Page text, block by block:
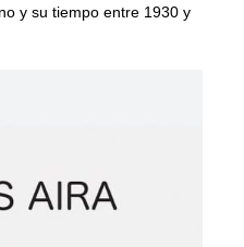
y su tiempo entre 1930 y